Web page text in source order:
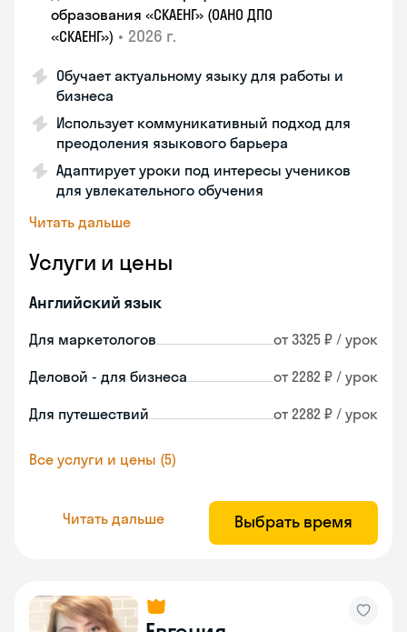
образования «СКАЕНГ» (ОАНО ДПО
«СКАЕНГ») • 2026 г.
Обучает актуальному языку для работы и
бизнеса
Использует коммуникативный подход для
преодоления языкового барьера
Адаптирует уроки под интересы учеников
для увлекательного обучения
Читать дальше
Услуги и цены
Английский язык
Для маркетологов от 3325 ₽ / урок
Деловой - для бизнеса от 2282 ₽ / урок
Для путешествий от 2282 ₽ / урок
Все услуги и цены (5)
Читать дальше Выбрать время